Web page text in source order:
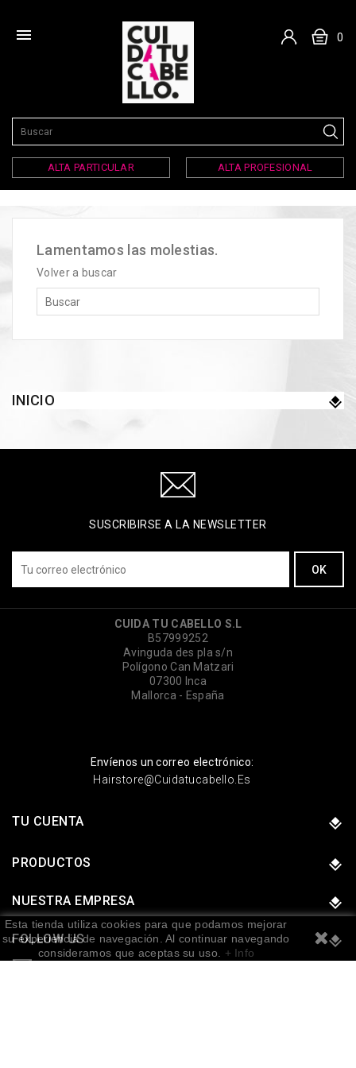
 0
ALTA PARTICULAR ALTA PROFESIONAL
Lamentamos las molestias.
Volver a buscar
INICIO
SUSCRIBIRSE A LA NEWSLETTER
CUIDA TU CABELLO S.L
B57999252
Avinguda des pla s/n
Polígono Can Matzari
07300 Inca
Mallorca - España
Envíenos un correo electrónico:
Hairstore@cuidatucabello.es
TU CUENTA
PRODUCTOS
NUESTRA EMPRESA
FOLLOW US
Esta tienda utiliza cookies para que podamos mejorar
su experiencia de navegación. Al continuar navegando
consideramos que aceptas su uso. + Info